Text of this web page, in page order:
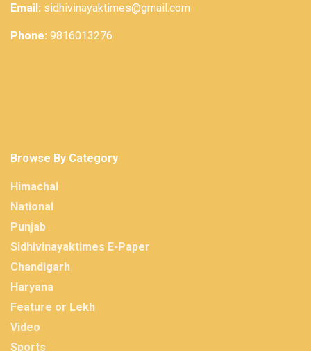
Email: sidhivinayaktimes@gmail.com
Phone: 9816013276
Browse By Category
Himachal
National
Punjab
Sidhivinayaktimes E-Paper
Chandigarh
Haryana
Feature or Lekh
Video
Sports